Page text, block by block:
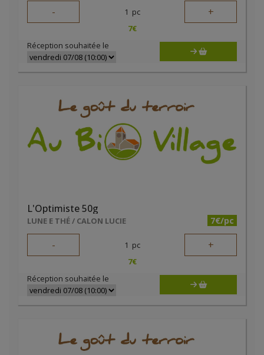
- 1 pc +
7€
Réception souhaitée le
L'Optimiste 50g
LUNE E THÉ / CALON LUCIE 7€/pc
- 1 pc +
7€
Réception souhaitée le